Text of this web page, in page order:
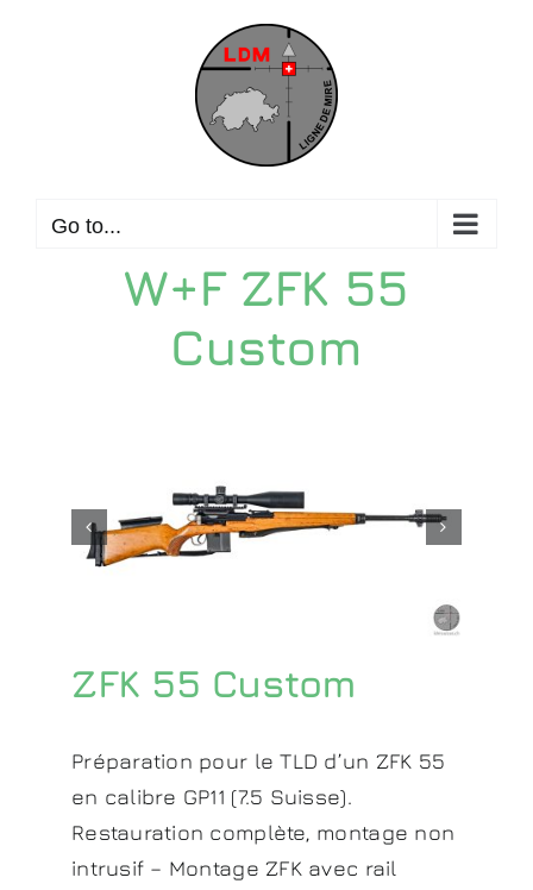
Go to...
W+F ZFK 55
Custom
ZFK 55 Custom
Préparation pour le TLD d’un ZFK 55
en calibre GP11 (7.5 Suisse).
Restauration complète, montage non
intrusif – Montage ZFK avec rail